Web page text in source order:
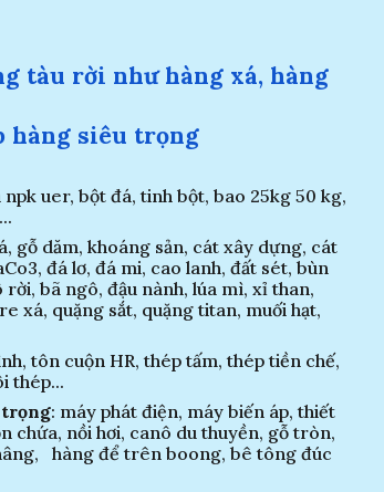
tàu rời như hàng xá, hàng
hàng siêu trọng
npk uer, bột đá, tinh bột, bao 25kg 50 kg,
gỗ dăm, khoáng sản, cát xây dựng, cát
đá lơ, đá mi, cao lanh, đất sét, bùn
rời, bã ngô, đậu nành, lúa mì, xỉ than,
xá, quặng sắt, quặng titan, muối hạt,
tôn cuộn HR, thép tấm, thép tiền chế,
thép...
trọng: máy phát điện, máy biến áp, thiết
chứa, nồihơi, canô du thuyền, gỗ tròn,
hàng để trên boong, bê tông đúc